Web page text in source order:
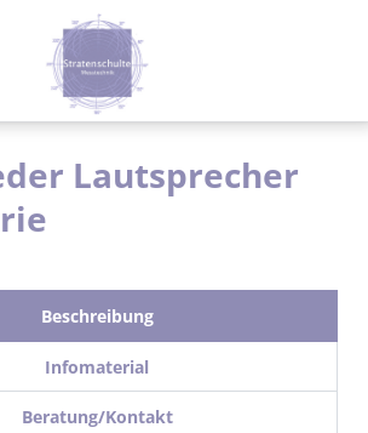
Lautsprecher
Beschreibung
Infomaterial
Beratung/Kontakt